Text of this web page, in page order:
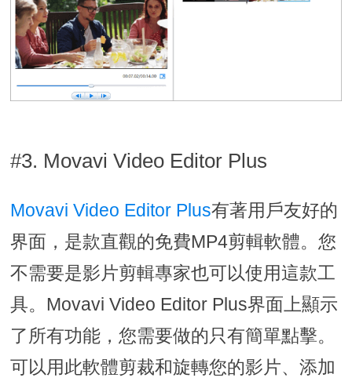
#3. Movavi Video Editor Plus
Movavi Video Editor Plus有著用戶友好的
界面，是款直觀的免費MP4剪輯軟體。您
不需要是影片剪輯專家也可以使用這款工
具。Movavi Video Editor Plus界面上顯示
了所有功能，您需要做的只有簡單點擊。
可以用此軟體剪裁和旋轉您的影片、添加